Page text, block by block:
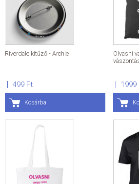
Riverdale kitűző - Archie
499 Ft
Kosárba
Olvasni
1999